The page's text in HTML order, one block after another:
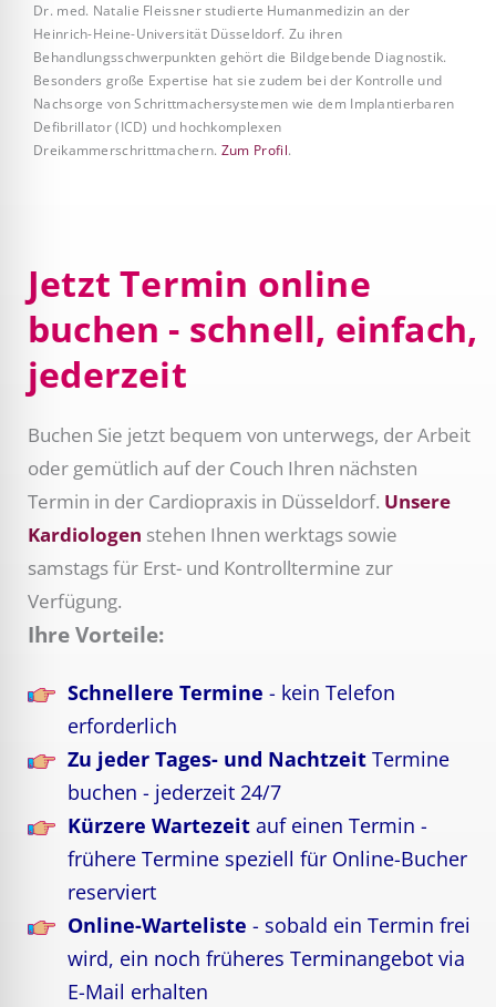
Dr. med. Natalie Fleissner studierte Humanmedizin an der
Heinrich-Heine-Universität Düsseldorf. Zu ihren
Behandlungsschwerpunkten gehört die Bildgebende Diagnostik.
Besonders große Expertise hat sie zudem bei der Kontrolle und
Nachsorge von Schrittmachersystemen wie dem Implantierbaren
Defibrillator (ICD) und hochkomplexen
Dreikammerschrittmachern. Zum Profil.
Jetzt Termin online
buchen - schnell, einfach,
jederzeit
Buchen Sie jetzt bequem von unterwegs, der Arbeit
oder gemütlich auf der Couch Ihren nächsten
Termin in der Cardiopraxis in Düsseldorf. Unsere
Kardiologen stehen Ihnen werktags sowie
samstags für Erst- und Kontrolltermine zur
Verfügung.
Ihre Vorteile:
Schnellere Termine- kein Telefon
erforderlich
Zu jeder Tages- und Nachtzeit Termine
buchen - jederzeit 24/7
Kürzere Wartezeit auf einen Termin -
frühere Termine speziell für Online-Bucher
reserviert
Online-Warteliste - sobald ein Termin frei
wird, ein noch früheres Terminangebot via
E-Mail erhalten